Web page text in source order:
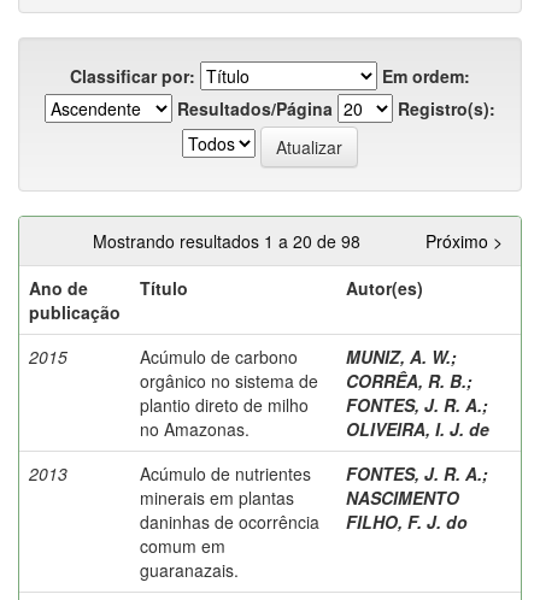
Classificar por:
Em ordem:
Resultados/Página
Registro(s):
Mostrando resultados 1 a 20 de 98
Próximo >
Ano de
publicação
Título Autor(es)
2015
Acúmulo de carbono
orgânico no sistema de
plantio direto de milho
no Amazonas.
MUNIZ, A. W.;
CORRÊA, R. B.;
FONTES, J. R. A.;
OLIVEIRA, I. J. de
2013
Acúmulo de nutrientes
minerais em plantas
daninhas de ocorrência
comum em
guaranazais.
FONTES, J. R. A.;
NASCIMENTO
FILHO, F. J. do